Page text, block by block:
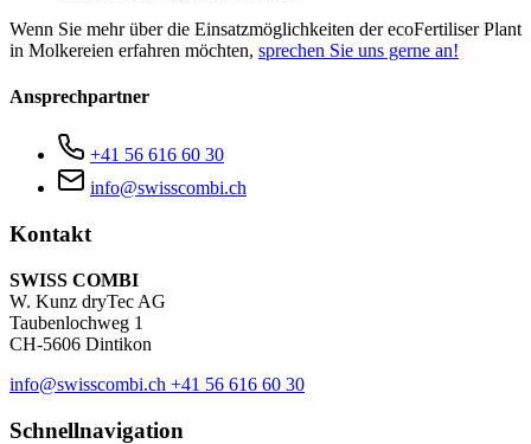
Wenn Sie mehr über die Einsatzmöglichkeiten der ecoFertiliser Plant
in Molkereien erfahren möchten, sprechen Sie uns gerne an!
Ansprechpartner
+41 56 616 60 30
info@swisscombi.ch
Kontakt
SWISS COMBI
W. Kunz dryTec AG
Taubenlochweg 1
CH-5606 Dintikon
info@swisscombi.ch +41 56 616 60 30
Schnellnavigation